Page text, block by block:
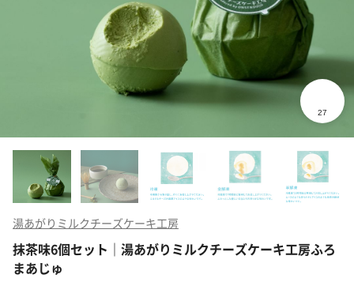
湯あがりミルクチーズケーキ工房
抹茶味6個セット｜湯あがりミルクチーズケーキ工房ふろ
まあじゅ